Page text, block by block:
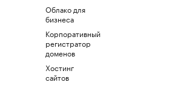
Облако для
бизнеса
Корпоративный
регистратор
доменов
Хостинг
сайтов